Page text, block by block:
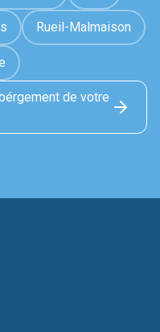
Rueil-Malmaison
de votre